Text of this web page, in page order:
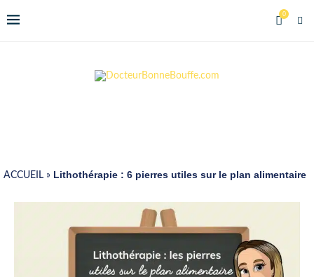
0
ACCUEIL » Lithothérapie : 6 pierres utiles sur le plan alimentaire